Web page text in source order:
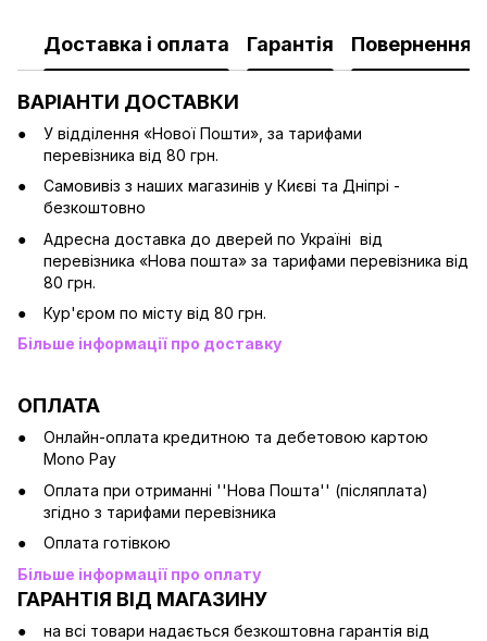
Доставка і оплата Гарантія Повернення
ВАРІАНТИ ДОСТАВКИ
У відділення «Нової Пошти», за тарифами
перевізника від 80 грн.
Cамовивіз з наших магазинів у Києві та Дніпрі -
безкоштовно
Адресна доставка до дверей по Україні від
перевізника «Нова пошта» за тарифами перевізника від
80 грн.
Кур'єром по місту від 80 грн.
Більше інформації про доставку
ОПЛАТА
Онлайн-оплата кредитною та дебетовою картою
Mono Pay
Оплата при отриманні ''Нова Пошта'' (післяплата)
згідно з тарифами перевізника
Оплата готівкою
Більше інформації про оплату
ГАРАНТІЯ ВІД МАГАЗИНУ
на всі товари надається безкоштовна гарантія від